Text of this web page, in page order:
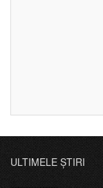
ULTIMELE ȘTIRI